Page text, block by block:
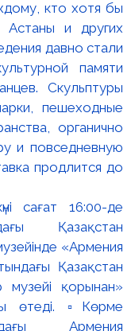
кто хотя бы
и других
давно стали
памяти
Скульптуры
пешеходные
органично
и повседневную
продлится до